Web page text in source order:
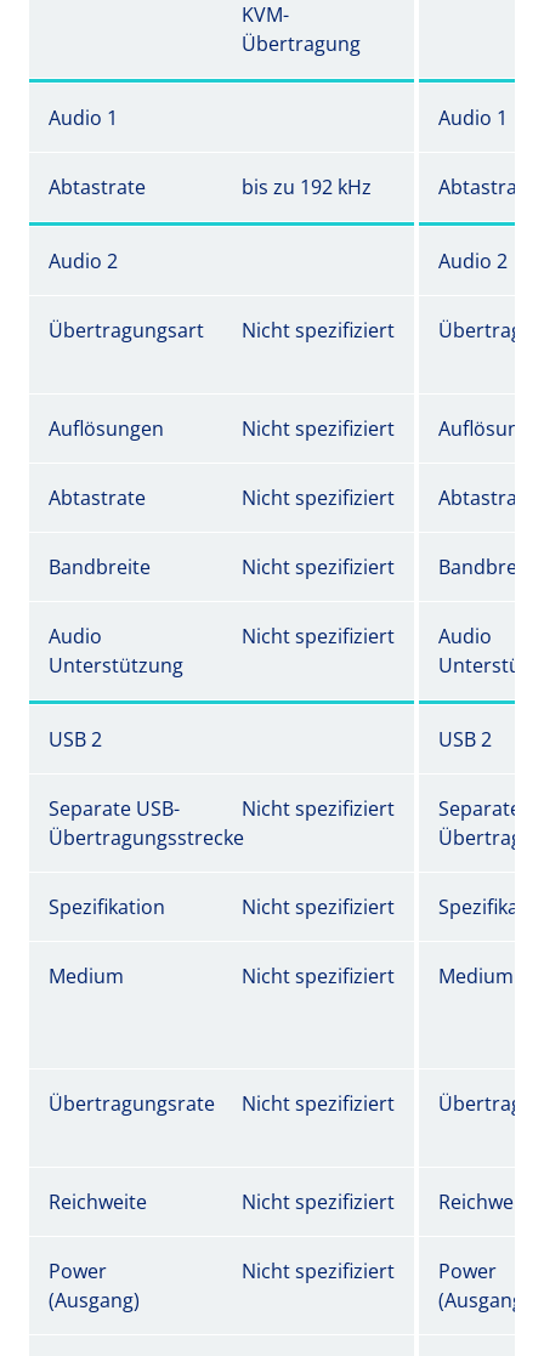
KVM-
Übertragung
Audio 1 Audio 1
Abtastrate bis zu 192 kHz Abtastrate
Audio 2 Audio 2
Übertragungsart Nicht spezifiziert
Auflösungen Nicht spezifiziert
Abtastrate Nicht spezifiziert Abtastrate
Bandbreite Nicht spezifiziert Bandbreite
Audio
Unterstützung
Nicht spezifiziert
Audio
USB 2 USB 2
Separate USB-
Übertragungsstrecke
Nicht spezifiziert
Separate
Spezifikation Nicht spezifiziert
Medium Nicht spezifiziert Medium
Übertragungsrate Nicht spezifiziert
Reichweite Nicht spezifiziert Reichweite
Power
(Ausgang)
Nicht spezifiziert
Power
(Ausgang)